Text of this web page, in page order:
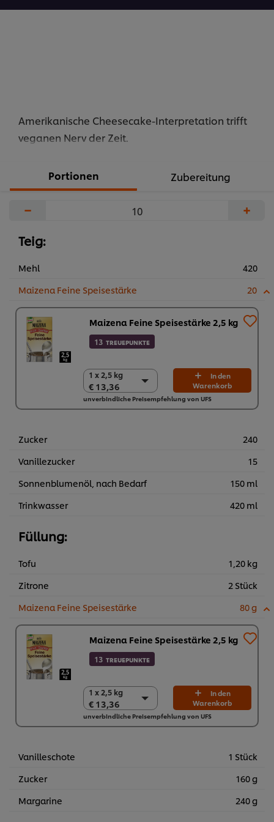
Amerikanische Cheesecake-Interpretation trifft
veganen Nerv der Zeit.
Portionen Zubereitung
− +
Teig:
Mehl
420
Maizena Feine Speisestärke
20
Maizena Feine Speisestärke 2,5 kg
13 TREUEPUNKTE
1 x 2,5 kg
€ 13,36
1 x 2,5 kg
€ 13,36
4 x 2,5 kg
In den
Warenkorb
unverbindliche Preisempfehlung von UFS
Zucker
240
Vanillezucker
15
Sonnenblumenöl, nach Bedarf
150 ml
Trinkwasser
420 ml
Füllung:
Tofu
1,20 kg
Zitrone
2 Stück
Maizena Feine Speisestärke
80 g
Maizena Feine Speisestärke 2,5 kg
13 TREUEPUNKTE
1 x 2,5 kg
€ 13,36
1 x 2,5 kg
€ 13,36
4 x 2,5 kg
In den
Warenkorb
unverbindliche Preisempfehlung von UFS
Vanilleschote
1 Stück
Zucker
160 g
Margarine
240 g